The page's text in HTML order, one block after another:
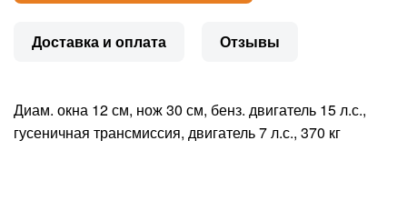
Доставка и оплата Отзывы
Диам. окна 12 см, нож 30 см, бенз. двигатель 15 л.с.,
гусеничная трансмиссия, двигатель 7 л.с., 370 кг